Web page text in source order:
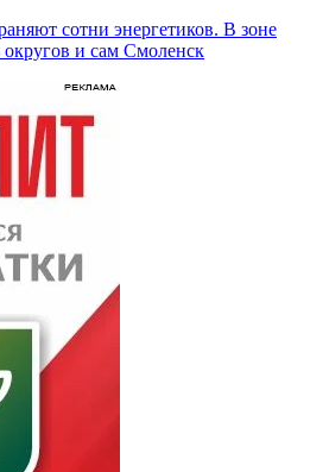
сотни энергетиков. В зоне
и сам Смоленск